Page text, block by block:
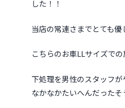
した！！
当店の常連さまでとても
こちらのお車LLサイズで
下処理を男性のスタッフ
なかなかたいへんだった